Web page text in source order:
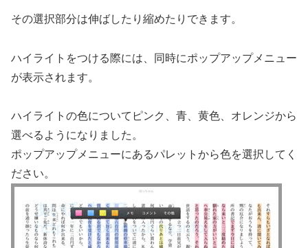
その選択部分は伸ばしたり縮めたりできます。
ハイライトをつける際には、同時にポップアップメニュー
が表示されます。
ハイライトの色についてピンク、青、黄色、オレンジから
選べるようになりました。
ポップアップメニューにあるパレットから色を選択してく
ださい。